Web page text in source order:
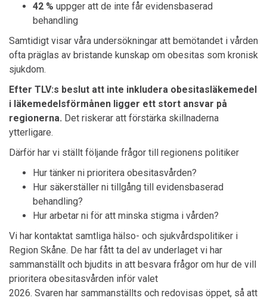
42 % uppger att de inte får evidensbaserad
behandling
Samtidigt visar våra undersökningar att bemötandet i vården
ofta präglas av bristande kunskap om obesitas som kronisk
sjukdom.
Efter TLV:s beslut att inte inkludera obesitasläkemedel
i läkemedelsförmånen ligger ett stort ansvar på
regionerna. Det riskerar att förstärka skillnaderna
ytterligare.
Därför har vi ställt följande frågor till regionens politiker
Hur tänker ni prioritera obesitasvården?
Hur säkerställer ni tillgång till evidensbaserad
behandling?
Hur arbetar ni för att minska stigma i vården?
Vi har kontaktat samtliga hälso- och sjukvårdspolitiker i
Region Skåne. De har fått ta del av underlaget vi har
sammanställt och bjudits in att besvara frågor om hur de vill
prioritera obesitasvården inför valet
2026. Svaren har sammanställts och redovisas öppet, så att